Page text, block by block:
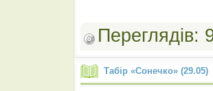
Табір «Сонечко» (29.05)